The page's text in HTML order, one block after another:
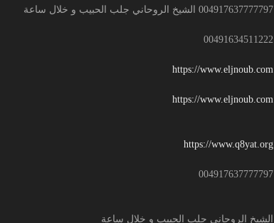
004917637777797 الشيخ الروحاني جلب الحبيب و خلال ساعة
00491634511222
https://www.eljnoub.com
https://www.eljnoub.com
https://www.q8yat.org
004917637777797
الشيخ الروحاني جلب الحبيب و خلال ساعة